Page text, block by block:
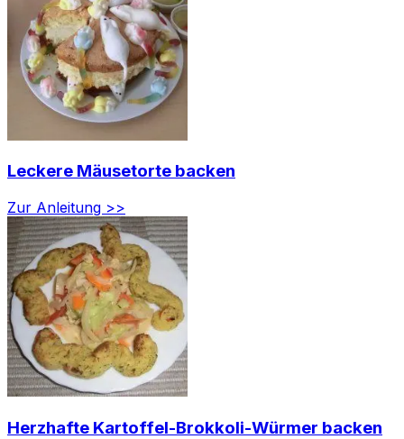
Leckere Mäusetorte backen
Zur Anleitung >>
Herzhafte Kartoffel-Brokkoli-Würmer backen